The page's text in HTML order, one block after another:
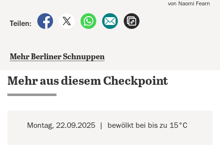
von Naomi Fearn
Teilen:
auf Facebook teilen
auf X teilenper WhatsApp teilen
per E-Mail teilen
Mehr Berliner Schnuppen
Mehr aus diesem Checkpoint
Montag, 22.09.2025 bewölkt bei bis zu 15°C